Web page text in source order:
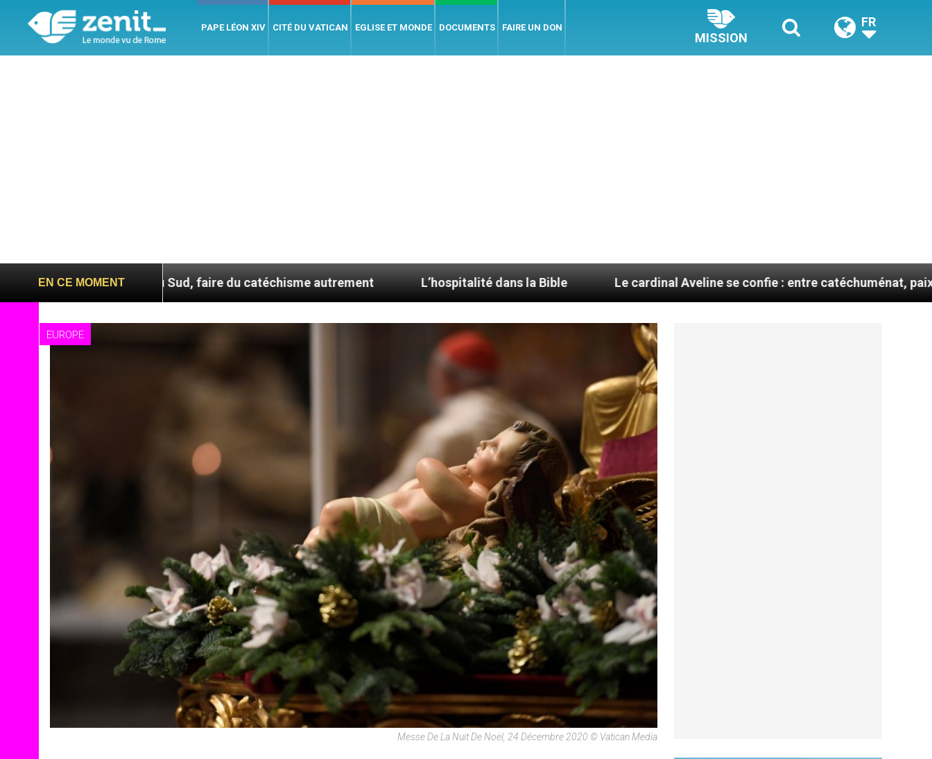
PAPE LÉON XIV CITÉ DU VATICAN EGLISE ET MONDE DOCUMENTS FAIRE UN DON
MISSION
FR
EN CE MOMENT
En Corée du Sud, faire du catéchisme autrement L’hospitalité dans la Bible Le cardinal Aveline se confie : entre catéchuménat, paix et défis
EUROPE
Messe De La Nuit De Noël, 24 Décembre 2020 © Vatican Media